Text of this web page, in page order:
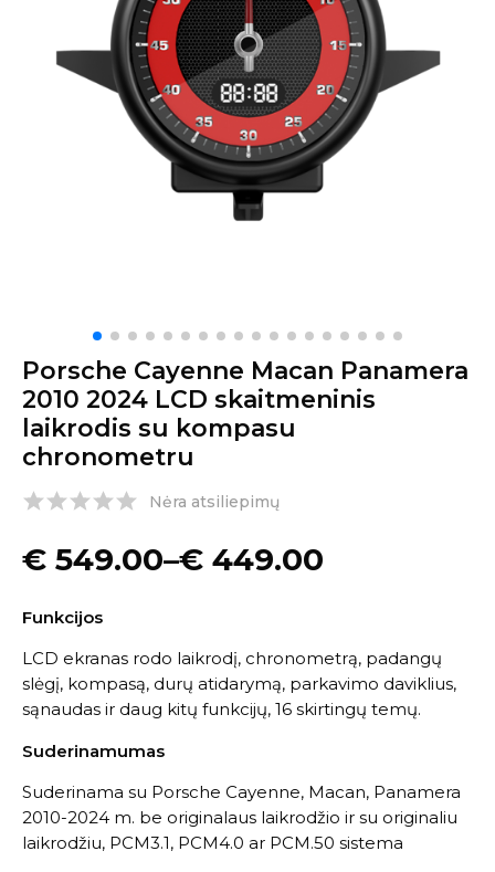
Porsche Cayenne Macan Panamera
2010 2024 LCD skaitmeninis
laikrodis su kompasu
chronometru
Nėra atsiliepimų
€ 449.00
–
€ 549.00
Funkcijos
LCD ekranas rodo laikrodį, chronometrą, padangų
slėgį, kompasą, durų atidarymą, parkavimo daviklius,
sąnaudas ir daug kitų funkcijų, 16 skirtingų temų.
Suderinamumas
Suderinama su Porsche Cayenne, Macan, Panamera
2010-2024 m. be originalaus laikrodžio ir su originaliu
laikrodžiu, PCM3.1, PCM4.0 ar PCM.50 sistema